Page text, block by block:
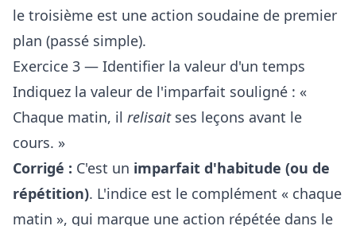
le troisième est une action soudaine de premier
plan (passé simple).
Exercice 3 — Identifier la valeur d'un temps
Indiquez la valeur de l'imparfait souligné : «
Chaque matin, il relisaitses leçons avant le
cours. »
Corrigé : C'est un imparfait d'habitude (ou de
répétition). L'indice est le complément « chaque
matin », qui marque une action répétée dans le